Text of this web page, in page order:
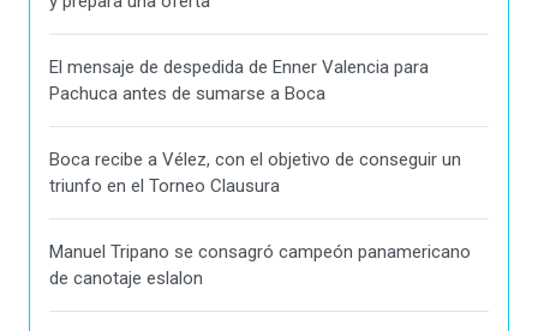
El mensaje de despedida de Enner Valencia para
Pachuca antes de sumarse a Boca
Boca recibe a Vélez, con el objetivo de conseguir un
triunfo en el Torneo Clausura
Manuel Tripano se consagró campeón panamericano
de canotaje eslalon